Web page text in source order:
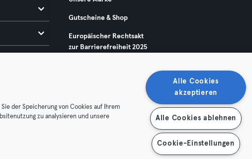
Gutscheine & Shop
Europäischer Rechtsakt
zur Barrierefreiheit 2025
Vertrag hier kündigen Hier Verträge widerrufen
der Speicherung von Cookies auf Ihrem
zu analysieren und unsere
Alle Cookies
akzeptieren
Alle Cookies ablehnen
Cookie-Einstellungen